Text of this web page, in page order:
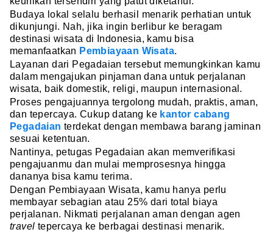
Budaya lokal selalu berhasil menarik perhatian untuk
dikunjungi. Nah, jika ingin berlibur ke beragam
destinasi wisata di Indonesia, kamu bisa
memanfaatkan Pembiayaan Wisata.
Layanan dari Pegadaian tersebut memungkinkan kamu
dalam mengajukan pinjaman dana untuk perjalanan
wisata, baik domestik, religi, maupun internasional.
Proses pengajuannya tergolong mudah, praktis, aman,
dan tepercaya. Cukup datang ke kantor cabang
Pegadaian terdekat dengan membawa barang jaminan
sesuai ketentuan.
Nantinya, petugas Pegadaian akan memverifikasi
pengajuanmu dan mulai memprosesnya hingga
dananya bisa kamu terima.
Dengan Pembiayaan Wisata, kamu hanya perlu
membayar sebagian atau 25% dari total biaya
perjalanan. Nikmati perjalanan aman dengan agen
travel tepercaya ke berbagai destinasi menarik.